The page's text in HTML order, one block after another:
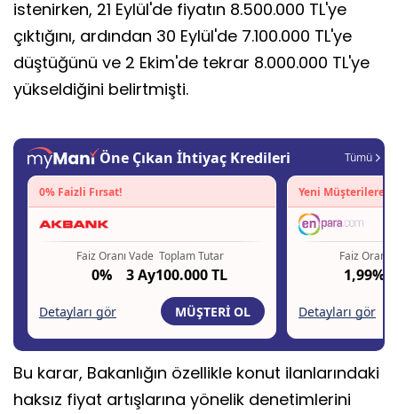
istenirken, 21 Eylül'de fiyatın 8.500.000 TL'ye
çıktığını, ardından 30 Eylül'de 7.100.000 TL'ye
düştüğünü ve 2 Ekim'de tekrar 8.000.000 TL'ye
yükseldiğini belirtmişti.
Bu karar, Bakanlığın özellikle konut ilanlarındaki
haksız fiyat artışlarına yönelik denetimlerini